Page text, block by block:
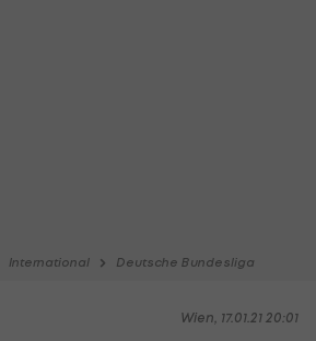
International Deutsche Bundesliga
Wien, 17.01.21 20:01